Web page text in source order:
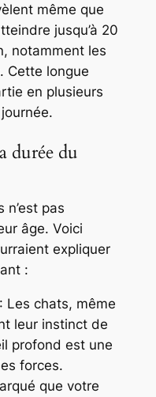
même que
jusqu’à 20
notamment les
Cette longue
en plusieurs
durée du
n’est pas
âge. Voici
expliquer
:
: Les chats, même
leur instinct de
profond est une
forces.
que votre